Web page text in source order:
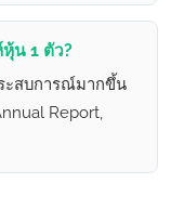
น 1 ตัว?
ะสบการณ์มากขึ้น
Report,